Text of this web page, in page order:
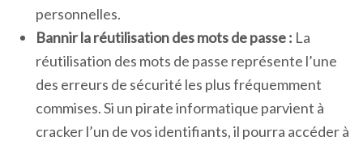
personnelles.
Bannir la réutilisation des mots de passe : La
réutilisation des mots de passe représente l’une
des erreurs de sécurité les plus fréquemment
commises. Si un pirate informatique parvient à
cracker l’un de vos identifiants, il pourra accéder à